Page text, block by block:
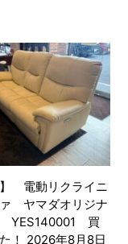
】 電動リクライニ
ヤマダオリジナ
YES140001 買
！ 2026年8月8日